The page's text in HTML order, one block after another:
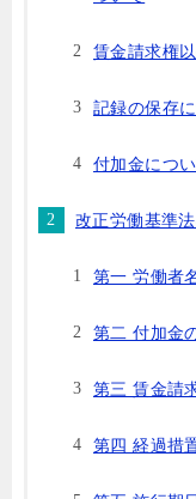
賃金請求権
記録の保存
付加金につ
改正労働基準
第一 労働者
第二 付加金
第三 賃金請
第四 経過措